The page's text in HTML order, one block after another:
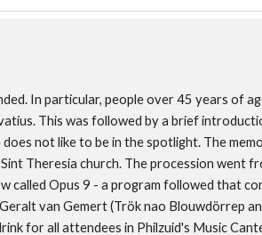
In particular, people over 45 years of
This was followed by a brief
not like to be in the spotlight. The
Theresia church. The procession went
called Opus 9 - a program followed that
van Gemert (Trök nao Blouwdörrep
for all attendees in Philzuid's Music